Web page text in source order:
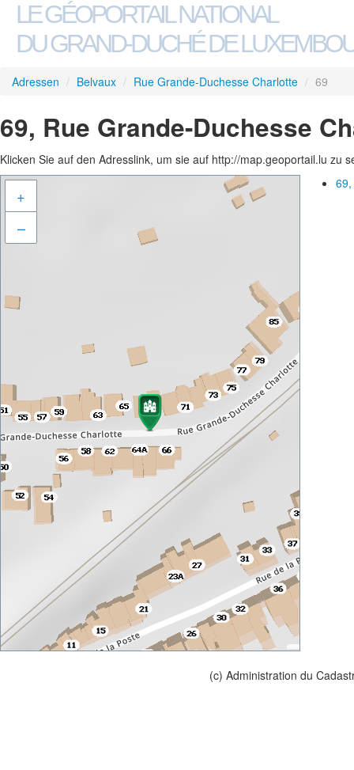
LE GÉOPORTAIL NATIONAL
DU GRAND-DUCHÉ DE
Adressen / Belvaux / Rue Grande-Duchesse Charlotte / 69
69, Rue Grande-Duchesse
Klicken Sie auf den Adresslink, um sie auf http://map.geoportail.lu zu
+
–
(c) Administration du